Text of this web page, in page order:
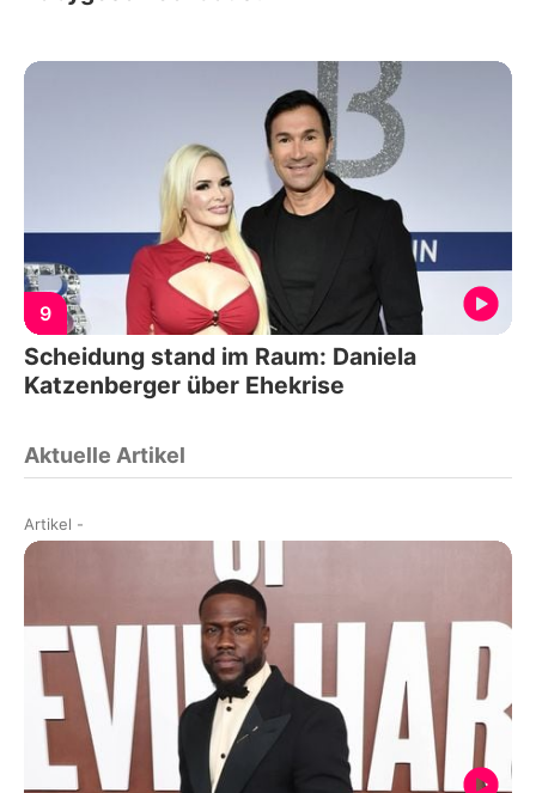
9
Scheidung stand im Raum: Daniela
Katzenberger über Ehekrise
Aktuelle Artikel
Artikel -